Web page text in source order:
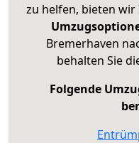
zu helfen, bieten wir
Bremerhaven
behalten Sie
Folgende